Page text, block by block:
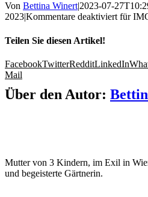
Von Bettina Winert|2023-07-
2023|Kommentare deaktiviertfür
Teilen Sie diesen Artikel!
FacebookTwitterRedditLinkedIn
Mail
Über den Autor:
Mutter von 3 Kindern, im Exil in
und begeisterte Gärtnerin.